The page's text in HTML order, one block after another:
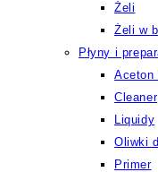
Żeli
Żeli w
Płyny i
Aceton
Cleaner
Liquidy
Oliwki
Primer